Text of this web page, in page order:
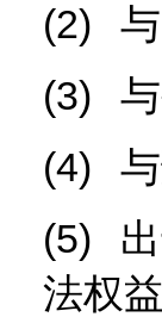
(2)
(3)
(4)
(5)
法权